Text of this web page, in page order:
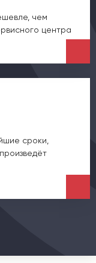
сроки,
чем
центра